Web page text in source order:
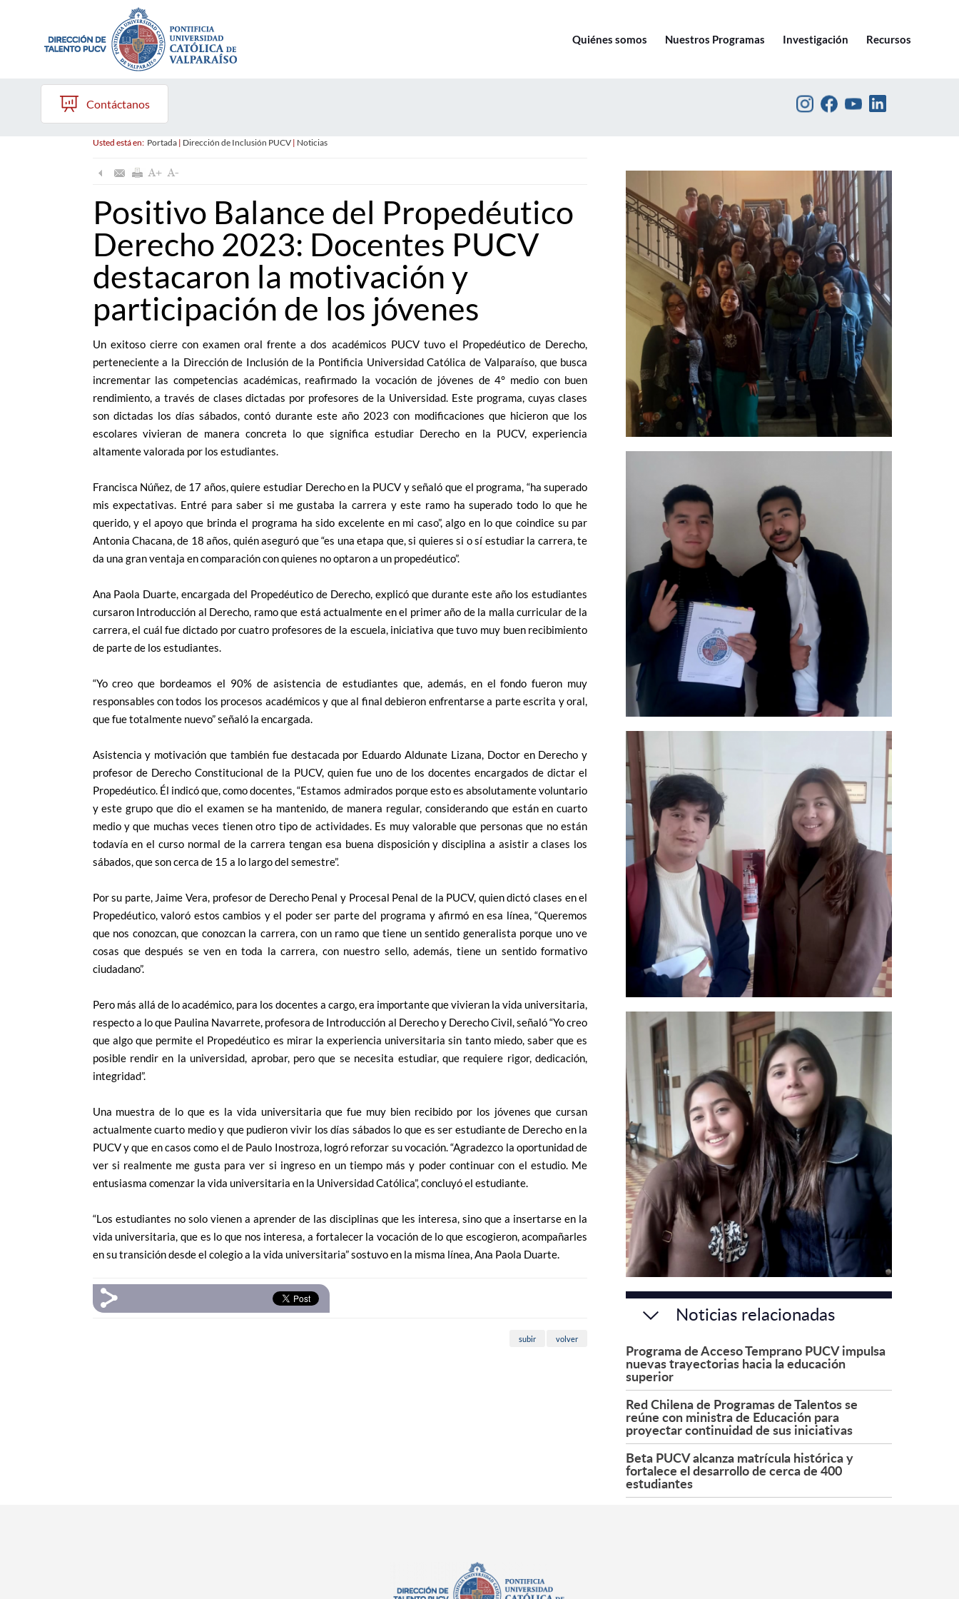
Quiénes somos Nuestros Programas Investigación Recursos
Contáctanos
Usted está en: Portada| Dirección de Inclusión PUCV| Noticias
Positivo Balance del Propedéutico
Derecho 2023: Docentes PUCV
destacaron la motivación y
participación de los jóvenes
Un exitoso cierre con examen oral frente a dos académicos PUCV tuvo el Propedéutico de Derecho,
perteneciente a la Dirección de Inclusión de la Pontificia Universidad Católica de Valparaíso, que busca
incrementar las competencias académicas, reafirmado la vocación de jóvenes de 4° medio con buen
rendimiento, a través de clases dictadas por profesores de la Universidad. Este programa, cuyas clases
son dictadas los días sábados, contó durante este año 2023 con modificaciones que hicieron que los
escolares vivieran de manera concreta lo que significa estudiar Derecho en la PUCV, experiencia
altamente valorada por los estudiantes.
Francisca Núñez, de 17 años, quiere estudiar Derecho en la PUCV y señaló que el programa, “ha superado
mis expectativas. Entré para saber si me gustaba la carrera y este ramo ha superado todo lo que he
querido, y el apoyo que brinda el programa ha sido excelente en mi caso”, algo en lo que coindice su par
Antonia Chacana, de 18 años, quién aseguró que “es una etapa que, si quieres si o sí estudiar la carrera, te
da una gran ventaja en comparación con quienes no optaron a un propedéutico”.
Ana Paola Duarte, encargada del Propedéutico de Derecho, explicó que durante este año los estudiantes
cursaron Introducción al Derecho, ramo que está actualmente en el primer año de la malla curricular de la
carrera, el cuál fue dictado por cuatro profesores de la escuela, iniciativa que tuvo muy buen recibimiento
de parte de los estudiantes.
“Yo creo que bordeamos el 90% de asistencia de estudiantes que, además, en el fondo fueron muy
responsables con todos los procesos académicos y que al final debieron enfrentarse a parte escrita y oral,
que fue totalmente nuevo” señaló la encargada.
Asistencia y motivación que también fue destacada por Eduardo Aldunate Lizana, Doctor en Derecho y
profesor de Derecho Constitucional de la PUCV, quien fue uno de los docentes encargados de dictar el
Propedéutico. Él indicó que, como docentes, “Estamos admirados porque esto es absolutamente voluntario
y este grupo que dio el examen se ha mantenido, de manera regular, considerando que están en cuarto
medio y que muchas veces tienen otro tipo de actividades. Es muy valorable que personas que no están
todavía en el curso normal de la carrera tengan esa buena disposición y disciplina a asistir a clases los
sábados, que son cerca de 15 a lo largo del semestre”.
Por su parte, Jaime Vera, profesor de Derecho Penal y Procesal Penal de la PUCV, quien dictó clases en el
Propedéutico, valoró estos cambios y el poder ser parte del programa y afirmó en esa línea, “Queremos
que nos conozcan, que conozcan la carrera, con un ramo que tiene un sentido generalista porque uno ve
cosas que después se ven en toda la carrera, con nuestro sello, además, tiene un sentido formativo
ciudadano”.
Pero más allá de lo académico, para los docentes a cargo, era importante que vivieran la vida universitaria,
respecto a lo que Paulina Navarrete, profesora de Introducción al Derecho y Derecho Civil, señaló “Yo creo
que algo que permite el Propedéutico es mirar la experiencia universitaria sin tanto miedo, saber que es
posible rendir en la universidad, aprobar, pero que se necesita estudiar, que requiere rigor, dedicación,
integridad”.
Una muestra de lo que es la vida universitaria que fue muy bien recibido por los jóvenes que cursan
actualmente cuarto medio y que pudieron vivir los días sábados lo que es ser estudiante de Derecho en la
PUCV y que en casos como el de Paulo Inostroza, logró reforzar su vocación. “Agradezco la oportunidad de
ver si realmente me gusta para ver si ingreso en un tiempo más y poder continuar con el estudio. Me
entusiasma comenzar la vida universitaria en la Universidad Católica”, concluyó el estudiante.
“Los estudiantes no solo vienen a aprender de las disciplinas que les interesa, sino que a insertarse en la
vida universitaria, que es lo que nos interesa, a fortalecer la vocación de lo que escogieron, acompañarles
en su transición desde el colegio a la vida universitaria” sostuvo en la misma línea, Ana Paola Duarte.
subir volver
Noticias relacionadas
Programa de Acceso Temprano PUCV impulsa
nuevas trayectorias hacia la educación
superior
Red Chilena de Programas de Talentos se
reúne con ministra de Educación para
proyectar continuidad de sus iniciativas
Beta PUCV alcanza matrícula histórica y
fortalece el desarrollo de cerca de 400
estudiantes